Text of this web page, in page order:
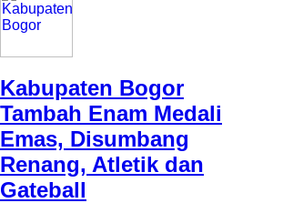
Kabupaten Bogor
Tambah Enam Medali
Emas, Disumbang
Renang, Atletik dan
Gateball